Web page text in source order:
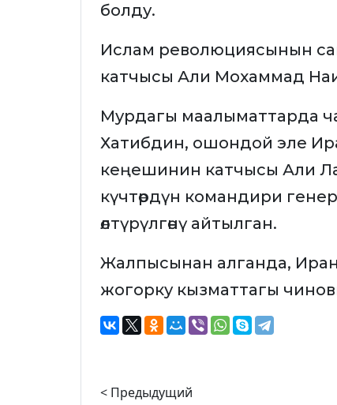
болду.
Ислам революциясынын
катчысы Али Мохаммад
Мурдагы маалыматтарда
Хатибдин, ошондой эле
кеңешинин катчысы Али
күчтөрдүн командири
өлтүрүлгөнү айтылган.
Жалпысынан алганда,
жогорку кызматтагы
< Предыдущий